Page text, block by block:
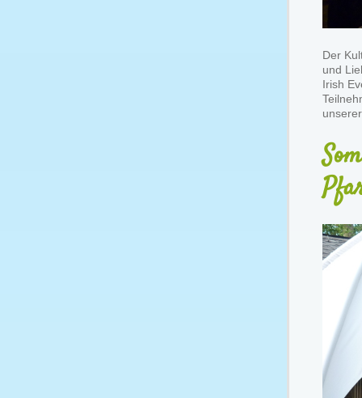
Der
und
Irish